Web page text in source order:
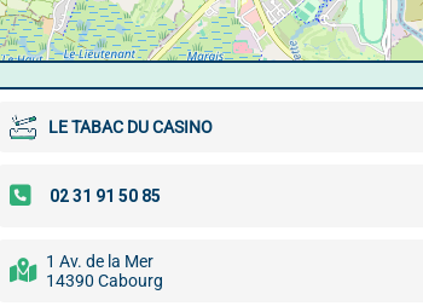
LE TABAC DU CASINO
1 Av. de la Mer
14390 Cabourg